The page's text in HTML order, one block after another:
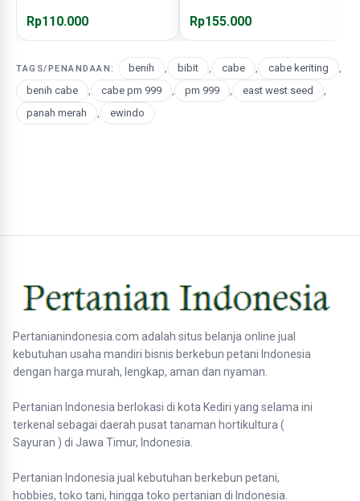
Rp110.000 Rp155.000
TAGS/PENANDAAN: benih , bibit , cabe , cabe keriting
,
benih cabe
, cabe pm 999 , pm 999 , east west seed
,
panah merah
, ewindo
Pertanianindonesia.com adalah situs belanja online jual
kebutuhan usaha mandiri bisnis berkebun petani Indonesia
dengan harga murah, lengkap, aman dan nyaman.
Pertanian Indonesia berlokasi di kota Kediri yang selama ini
terkenal sebagai daerah pusat tanaman hortikultura (
Sayuran ) di Jawa Timur, Indonesia.
Pertanian Indonesia jual kebutuhan berkebun petani,
hobbies, toko tani, hingga toko pertanian di Indonesia.